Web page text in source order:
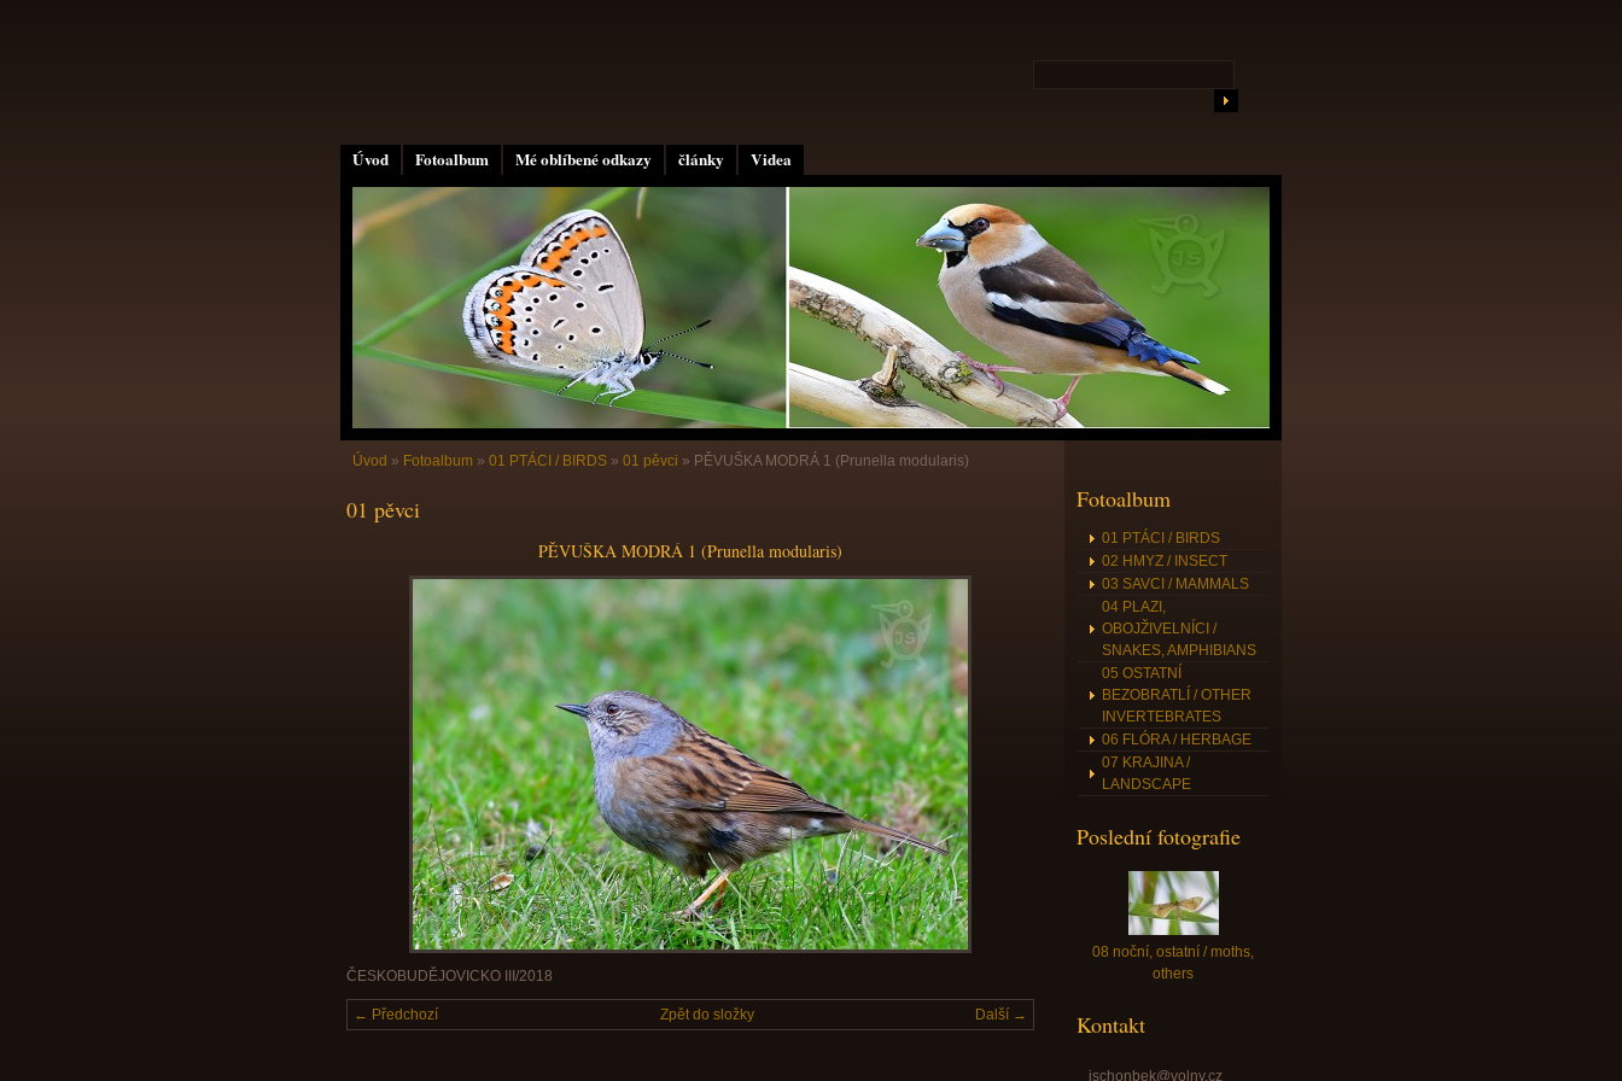
Úvod Fotoalbum Mé oblíbené odkazy články Videa
Úvod » Fotoalbum » 01 PTÁCI / BIRDS » 01 pěvci » PĚVUŠKA MODRÁ 1 (Prunella modularis)
01 pěvci
PĚVUŠKA MODRÁ 1 (Prunella modularis)
ČESKOBUDĚJOVICKO III/2018
← Předchozí Další →
Zpět do složky
Fotoalbum
01 PTÁCI / BIRDS
02 HMYZ / INSECT
03 SAVCI / MAMMALS
04 PLAZI,
OBOJŽIVELNÍCI /
SNAKES, AMPHIBIANS
05 OSTATNÍ
BEZOBRATLÍ / OTHER
INVERTEBRATES
06 FLÓRA / HERBAGE
07 KRAJINA /
LANDSCAPE
Poslední fotografie
08 noční, ostatní / moths,
others
Kontakt
jschonbek@volny.cz